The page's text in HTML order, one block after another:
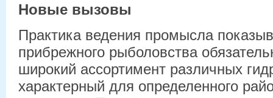
Новые вызовы
Практика ведения промысла
прибрежного рыболовства
широкий ассортимент различных
характерный для определенного